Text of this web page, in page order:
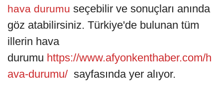
hava durumu seçebilir ve sonuçları anında
göz atabilirsiniz. Türkiye'de bulunan tüm
illerin hava
durumu https://www.afyonkenthaber.com/h
ava-durumu/ sayfasında yer alıyor.